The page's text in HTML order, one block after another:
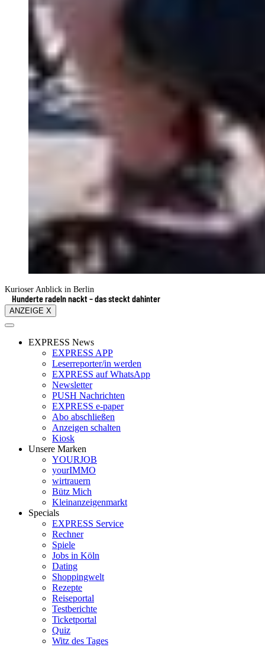
Kurioser Anblick in Berlin
Hunderte radeln nackt – das steckt dahinter
ANZEIGE X
EXPRESS News
EXPRESS APP
Leserreporter/in werden
EXPRESS auf WhatsApp
Newsletter
PUSH Nachrichten
EXPRESS e-paper
Abo abschließen
Anzeigen schalten
Kiosk
Unsere Marken
YOURJOB
yourIMMO
wirtrauern
Bütz Mich
Kleinanzeigenmarkt
Specials
EXPRESS Service
Rechner
Spiele
Jobs in Köln
Dating
Shoppingwelt
Rezepte
Reiseportal
Testberichte
Ticketportal
Quiz
Witz des Tages